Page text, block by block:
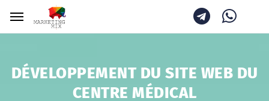
DÉVELOPPEMENT DU SITE WEB DU
CENTRE MÉDICAL